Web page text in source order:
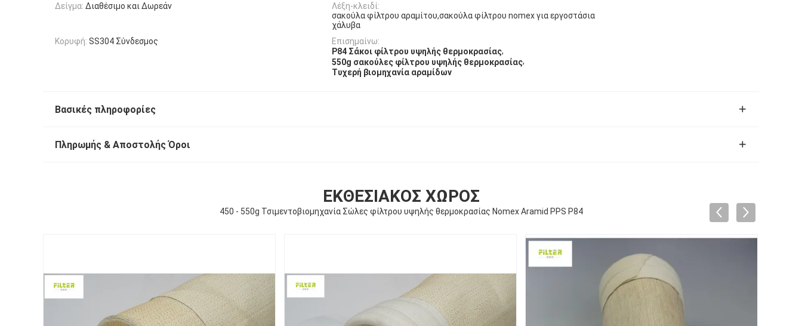
Δείγμα: Διαθέσιμο και Δωρεάν
Λέξη-κλειδί:
σακούλα φίλτρου αραμίτου,σακούλα φίλτρου nomex για εργοστάσια
χάλυβα
Κορυφή: SS304 Σύνδεσμος
Επισημαίνω:
P84 Σάκοι φίλτρου υψηλής θερμοκρασίας,
550g σακούλες φίλτρου υψηλής θερμοκρασίας,
Τυχερή βιομηχανία αραμίδων
Βασικές πληροφορίες
Πληρωμής & Αποστολής Όροι
ΕΚΘΕΣΙΑΚΌΣ ΧΏΡΟΣ
450 - 550g Τσιμεντοβιομηχανία Σώλες φίλτρου υψηλής θερμοκρασίας Nomex Aramid PPS P84